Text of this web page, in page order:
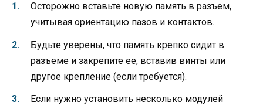
Осторожно вставьте новую память в разъем,
учитывая ориентацию пазов и контактов.
Будьте уверены, что память крепко сидит в
разъеме и закрепите ее, вставив винты или
другое крепление (если требуется).
Если нужно установить несколько модулей